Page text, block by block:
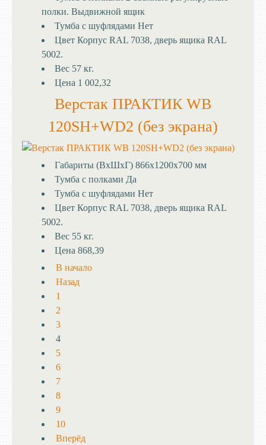
полки. Выдвижной ящик
Тумба с шуфлядами Нет
Цвет Корпус RAL 7038, дверь ящика RAL
5002.
Вес 57 кг.
Цена 1 002,32
Верстак ПРАКТИК WB
120SH+WD2 (без экрана)
Габариты (ВхШхГ) 866x1200x700 мм
Тумба с полками Да
Тумба с шуфлядами Нет
Цвет Корпус RAL 7038, дверь ящика RAL
5002.
Вес 55 кг.
Цена 868,39
В начало
Назад
1
2
3
4
5
6
7
8
9
10
Вперёд